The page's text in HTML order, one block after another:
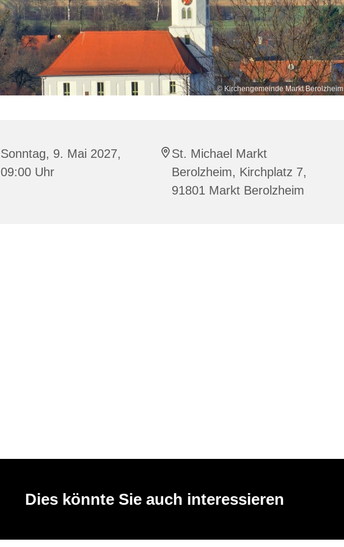
© Kirchengemeinde Markt Berolzheim
Sonntag, 9. Mai 2027,
09:00 Uhr
St. Michael Markt
Berolzheim, Kirchplatz 7,
91801 Markt Berolzheim
Dies könnte Sie auch interessieren